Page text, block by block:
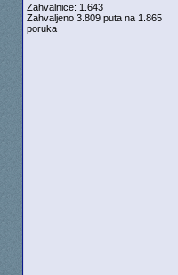
Zahvalnice: 1.643
Zahvaljeno 3.809 puta na 1.865
poruka